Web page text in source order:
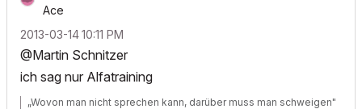
Ace
‎2013-03-1410:11 PM
@Martin Schnitzer
ich sag nur Alfatraining
„Wovon man nicht sprechen kann, darüber muss man schweigen"